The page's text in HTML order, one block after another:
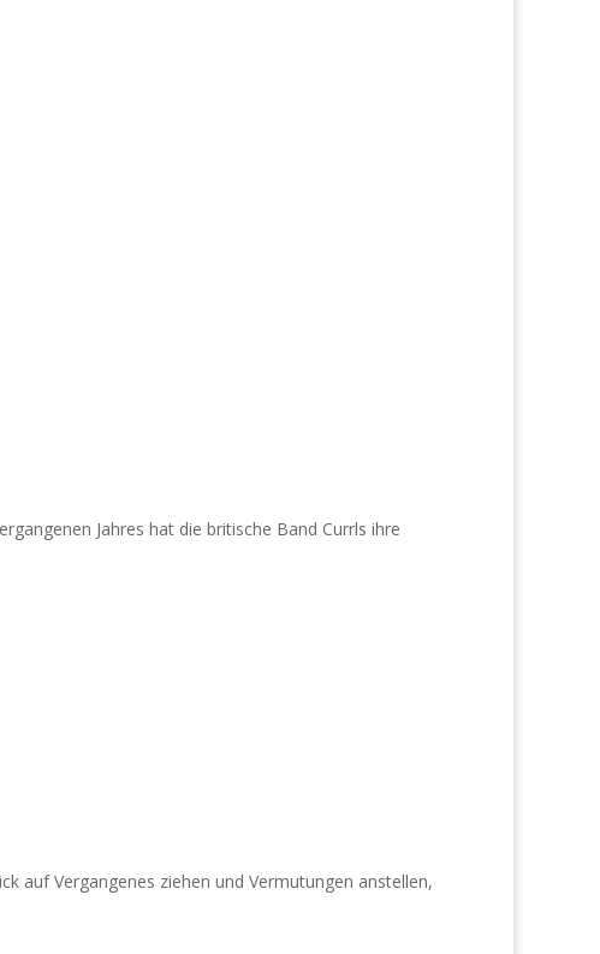
Jahres hat die britische Band Currls ihre
auf Vergangenes ziehen und Vermutungen anstellen,